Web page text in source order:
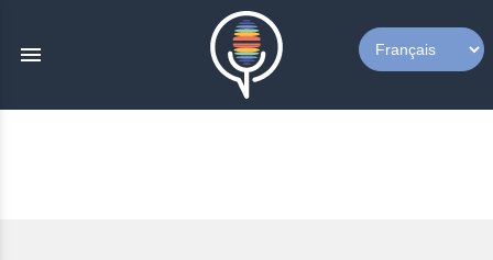
menu